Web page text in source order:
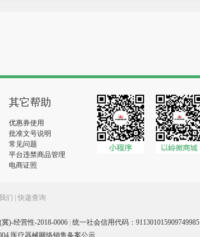
其它帮助
优惠券使用
批准文号说明
常见问题
平台违禁商品管理
电商证照
们 快递查询
)-经营性-2018-0006 统一社会信用代码：911301015909749985
医疗器械网络销售备案公示